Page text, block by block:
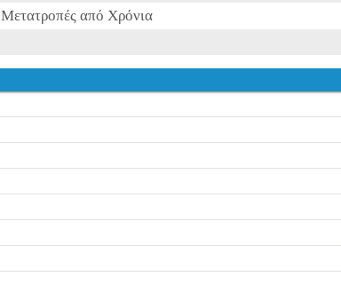
Μετατροπές από Χρόνια